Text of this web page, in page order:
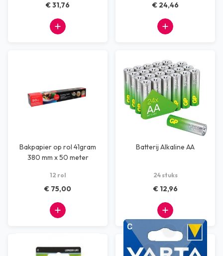
€ 31,76 € 24,46
Bakpapier op rol 41gram
380 mm x 50 meter
12 rol
€ 75,00
Batterij Alkaline AA
24 stuks
€ 12,96